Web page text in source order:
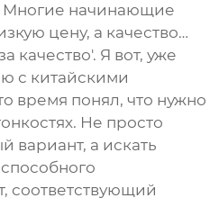
Многие начинающие
цену, а качество…
качество'. Я вот, уже
с китайскими
время понял, что нужно
Не просто
вариант, а искать
соответствующий